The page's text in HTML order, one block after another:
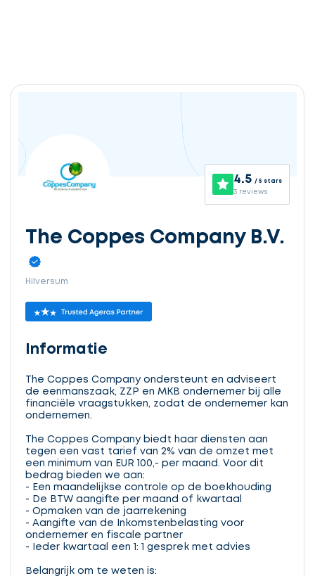
4.5 / 5 stars
3 reviews
The Coppes Company B.V.
Hilversum
Informatie
The Coppes Company ondersteunt en adviseert
de eenmanszaak, ZZP en MKB ondernemer bij alle
financiële vraagstukken, zodat de ondernemer kan
ondernemen.
The Coppes Company biedt haar diensten aan
tegen een vast tarief van 2% van de omzet met
een minimum van EUR 100,- per maand. Voor dit
bedrag bieden we aan:
- Een maandelijkse controle op de boekhouding
- De BTW aangifte per maand of kwartaal
- Opmaken van de jaarrekening
- Aangifte van de Inkomstenbelasting voor
ondernemer en fiscale partner
- Ieder kwartaal een 1: 1 gesprek met advies
Belangrijk om te weten is: